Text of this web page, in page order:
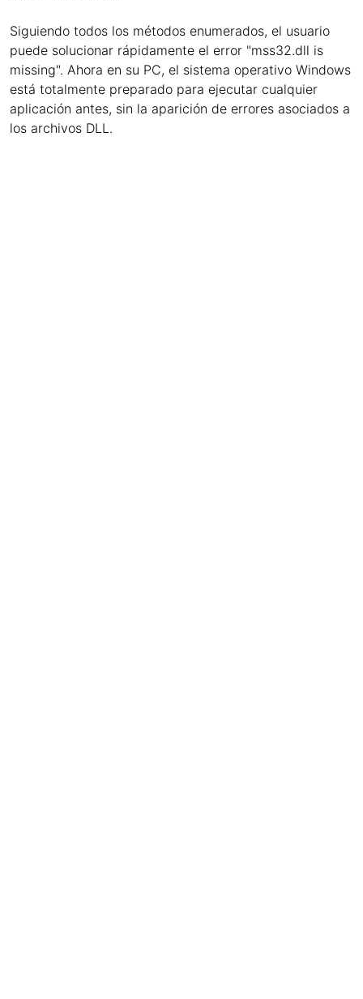
Siguiendo todos los métodos enumerados, el usuario
puede solucionar rápidamente el error "mss32.dll is
missing". Ahora en su PC, el sistema operativo Windows
está totalmente preparado para ejecutar cualquier
aplicación antes, sin la aparición de errores asociados a
los archivos DLL.